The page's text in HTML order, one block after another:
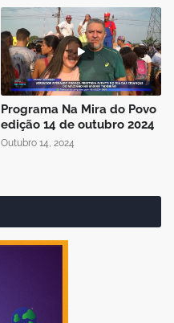
Programa Na Mira do Povo
edição 14 de outubro 2024
Outubro 14, 2024